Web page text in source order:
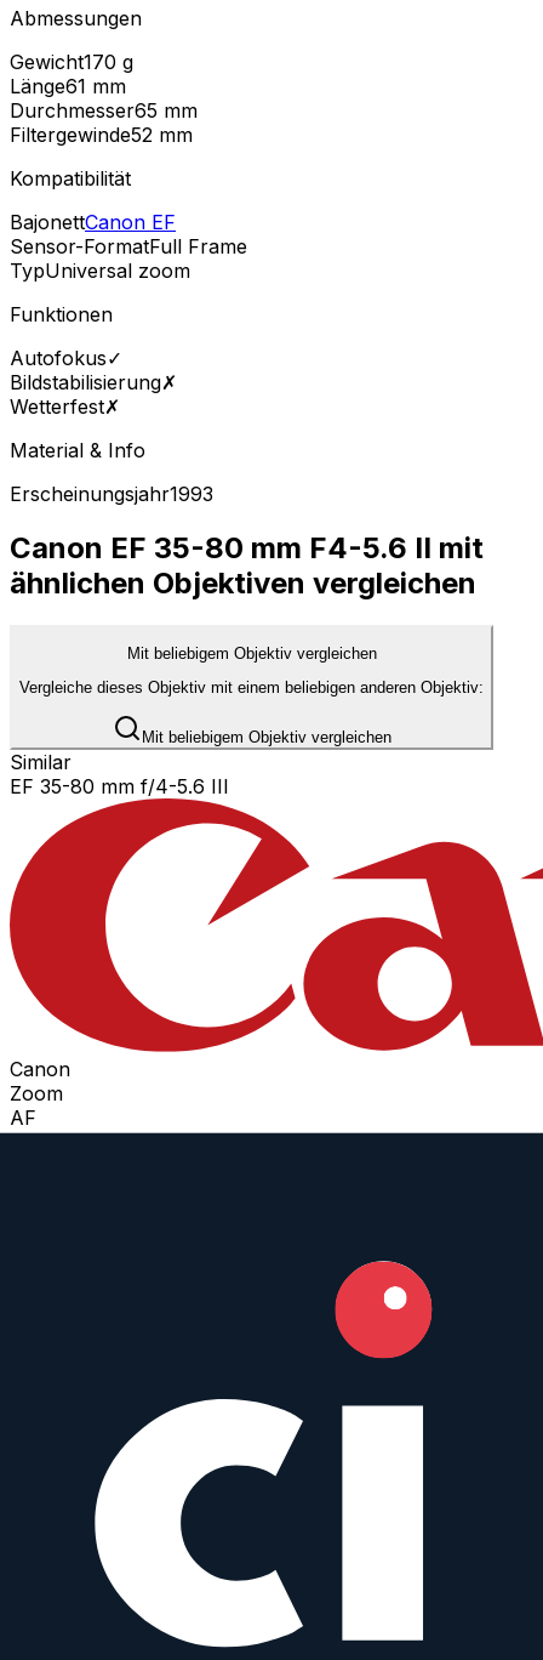
Abmessungen
Gewicht170 g
Länge61 mm
Durchmesser65 mm
Filtergewinde52 mm
Kompatibilität
BajonettCanon EF
Sensor-FormatFull Frame
TypUniversal zoom
Funktionen
Autofokus✓
Bildstabilisierung✗
Wetterfest✗
Material & Info
Erscheinungsjahr1993
Canon EF 35-80 mm F4-5.6 II mit
ähnlichen Objektiven vergleichen
Mit beliebigem Objektiv vergleichen
Vergleiche dieses Objektiv mit einem beliebigen anderen Objektiv:
Mit beliebigem Objektiv vergleichen
Similar
EF 35-80 mm f/4-5.6 III
Canon
Zoom
AF
35–80mm·f/4·Canon EF
f/
Canon EF
zum Objektiv
vergleichen